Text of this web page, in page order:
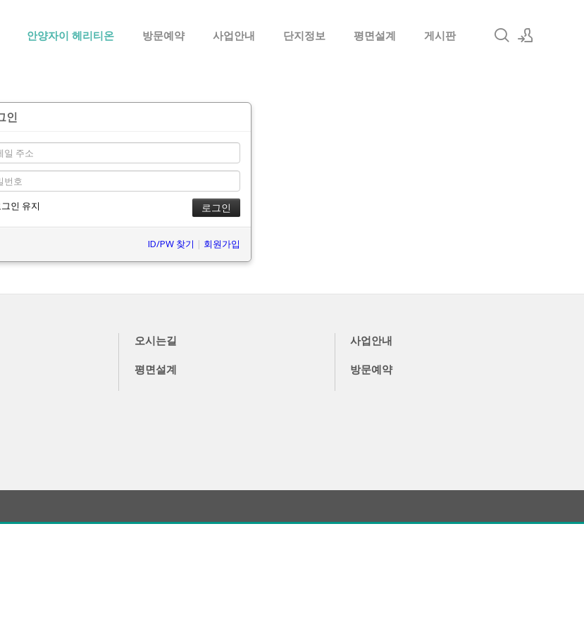
안양자이 헤리티온 방문예약 사업안내 단지정보 평면설계 게시판
인
인 유지
ID/PW 찾기 | 회원가입
오시는길 사업안내
평면설계 방문예약